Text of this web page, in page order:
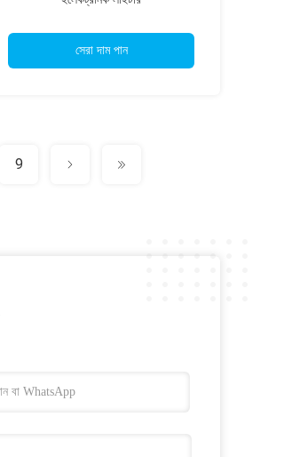
সেরা দাম পান
9